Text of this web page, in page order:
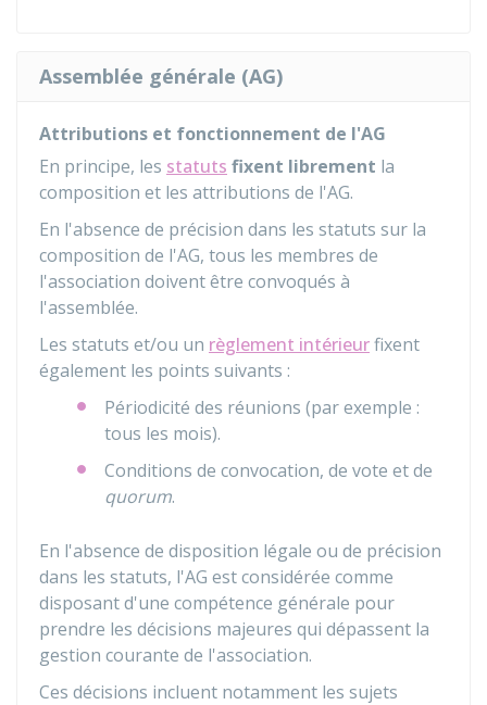
Assemblée générale (AG)
Attributions et fonctionnement de l'AG
En principe, les statuts fixent librement la
composition et les attributions de l'AG.
En l'absence de précision dans les statuts sur la
composition de l'AG, tous les membres de
l'association doivent être convoqués à
l'assemblée.
Les statuts et/ou un règlement intérieurfixent
également les points suivants :
Périodicité des réunions (par exemple :
tous les mois).
Conditions de convocation, de vote et de
quorum.
En l'absence de disposition légale ou de précision
dans les statuts, l'AG est considérée comme
disposant d'une compétence générale pour
prendre les décisions majeures qui dépassent la
gestion courante de l'association.
Ces décisions incluent notamment les sujets